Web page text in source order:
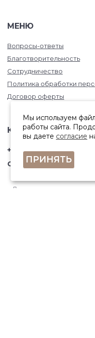
МЕНЮ
Вопросы-ответы
Благотворительность
Сотрудничество
Политика обработки
Договор оферты
КОНТАКТЫ
+7 (846) 332-67-81
Самара, ул. Фрунзе, 145
Мы используем
работы сайта.
вы даете согласие
ПРИНЯТЬ